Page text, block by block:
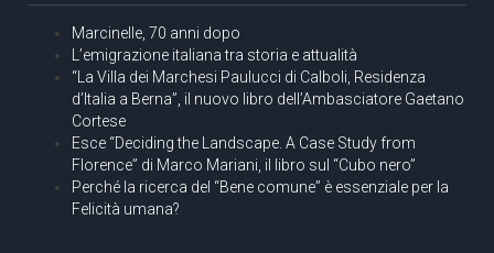
Marcinelle, 70 anni dopo
L’emigrazione italiana tra storia e attualità
“La Villa dei Marchesi Paulucci di Calboli, Residenza
d’Italia a Berna”, il nuovo libro dell’Ambasciatore Gaetano
Cortese
Esce “Deciding the Landscape. A Case Study from
Florence” di Marco Mariani, il libro sul “Cubo nero”
Perché la ricerca del “Bene comune” è essenziale per la
Felicità umana?